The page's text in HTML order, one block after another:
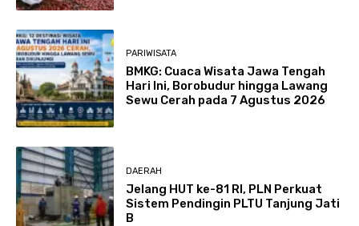
PARIWISATA
BMKG: Cuaca Wisata Jawa Tengah
Hari Ini, Borobudur hingga Lawang
Sewu Cerah pada 7 Agustus 2026
DAERAH
Jelang HUT ke-81 RI, PLN Perkuat
Sistem Pendingin PLTU Tanjung Jati
B